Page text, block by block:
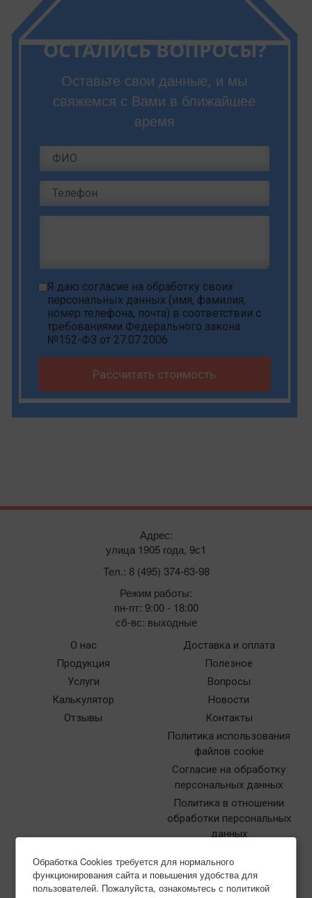
ОСТАЛИСЬ ВОПРОСЫ?
Оставьте свои данные, и мы
свяжемся с Вами в ближайшее
время
Я даю согласие на обработку своих
персональных данных (имя, фамилия,
номер телефона, почта) в соответствии с
требованиями Федерального закона
№152-ФЗ от 27.07.2006
Рассчитать стоимость
О нас
Продукция
Услуги
Калькулятор
Отзывы
Доставка и оплата
Полезное
Вопросы
Новости
Контакты
Политика использования
файлов cookie
Согласие на обработку
персональных данных
Политика в отношении
обработки персональных
данных
Адрес:
улица 1905 года, 9с1
Тел.: 8 (495) 374-63-98
Режим работы:
пн-пт: 9:00 - 18:00
сб-вс: выходные
Обработка Cookies требуется для нормального
функционирования сайта и повышения удобства для
пользователей. Пожалуйста, ознакомьтесь с политикой